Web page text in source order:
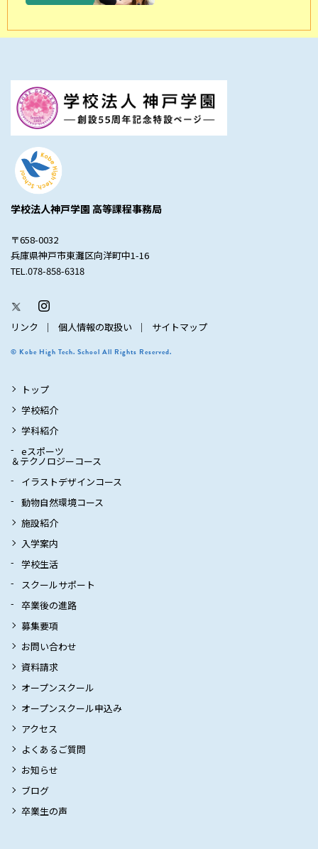
学校法人神戸学園 高等課程事務局
〒658-0032
兵庫県神戸市東灘区向洋町中1-16
TEL.078-858-6318
リンク 個人情報の取扱い サイトマップ
© Kobe High Tech. School All Rights Reserved.
トップ
学校紹介
学科紹介
eスポーツ
＆テクノロジーコース
イラストデザインコース
動物自然環境コース
施設紹介
入学案内
学校生活
スクールサポート
卒業後の進路
募集要項
お問い合わせ
資料請求
オープンスクール
オープンスクール申込み
アクセス
よくあるご質問
お知らせ
ブログ
卒業生の声